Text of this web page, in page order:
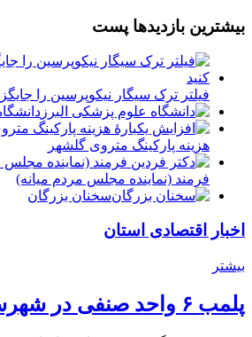
بیشترین بازدیدها پست
فیلتر ترک سیگار نیکوپرسین را
هزینه پارکینگ متروی گلشهر
فرمند (نماينده مجلس مردم میانه)
سخنان بزرگان
اخبار اقتصادی استان
بیشتر
پلمب ۶ واحد صنفی در شهرستان البرز